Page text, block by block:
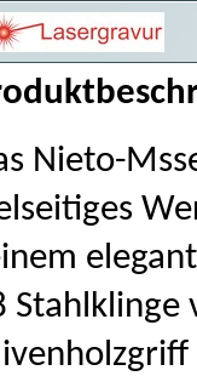
Nieto-
Stahlklinge